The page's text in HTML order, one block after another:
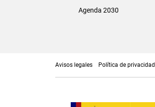
Agenda 2030
Avisos legales Política de privacidad